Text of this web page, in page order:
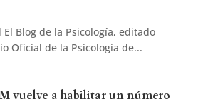
El Blog de la Psicología, editado
Oficial de la Psicología de...
vuelve a habilitar un número